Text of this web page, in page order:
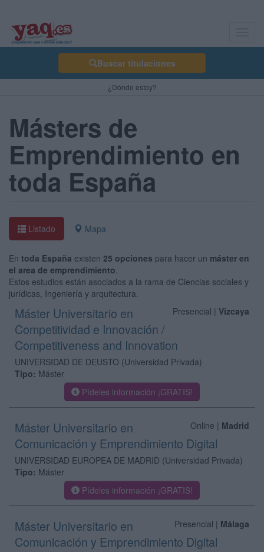
Buscar titulaciones
¿Dónde estoy?
Másters de
Emprendimiento en
toda España
Listado Mapa
En toda España existen 25 opciones para hacer un máster en
el area de emprendimiento.
Estos estudios están asociados a la rama de Ciencias sociales y
jurídicas, Ingeniería y arquitectura.
Presencial | Vizcaya
Máster Universitario en
Competitividad e Innovación /
Competitiveness and Innovation
UNIVERSIDAD DE DEUSTO (Universidad Privada)
Tipo: Máster
Pídeles información ¡GRATIS!
Online | Madrid
Máster Universitario en
Comunicación y Emprendimiento Digital
UNIVERSIDAD EUROPEA DE MADRID (Universidad Privada)
Tipo: Máster
Pídeles información ¡GRATIS!
Presencial | Málaga
Máster Universitario en
Comunicación y Emprendimiento Digital